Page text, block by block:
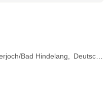
Bad Hindelang
Deutschland